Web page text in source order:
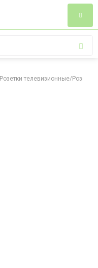
Розетки телевизионные/